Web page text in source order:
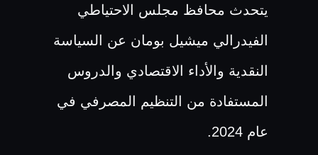
يتحدث محافظ مجلس الاحتياطي
الفيدرالي ميشيل بومان عن السياسة
النقدية والأداء الاقتصادي والدروس
المستفادة من التنظيم المصرفي في
عام 2024.